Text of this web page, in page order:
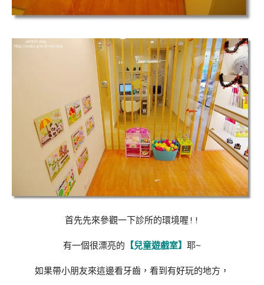
首先先來參觀一下診所的環境喔!!
有一個很漂亮的 【兒童遊戲室】 耶~
如果帶小朋友來這邊看牙齒，看到有好玩的地方，